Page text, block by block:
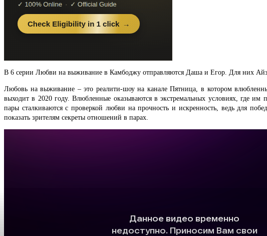
В 6 серии Любви на выживание в Камбоджу отправляются Даша и Егор. Для них
Любовь на выживание – это реалити-шоу на канале Пятница, в котором
выходит в 2020 году. Влюбленные оказываются в экстремальных условиях, где
пары сталкиваются с проверкой любви на прочность и искренность, ведь для
показать зрителям секреты отношений в парах.